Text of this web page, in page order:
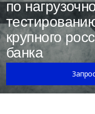
по
крупного
банка